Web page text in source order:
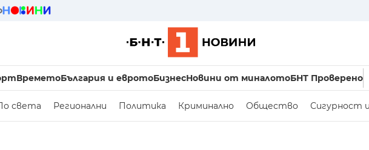
ВреметоБългария и евротоБизнесНовини от миналотоБНТ Проверено
света Регионални Политика Криминално Общество Сигурност